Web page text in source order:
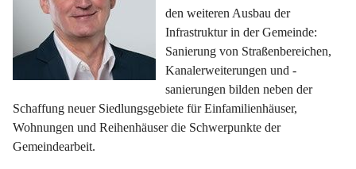
den weiteren Ausbau der
Infrastruktur in der Gemeinde:
Sanierung von Straßenbereichen,
Kanalerweiterungen und -
sanierungen bilden neben der
Schaffung neuer Siedlungsgebiete für Einfamilienhäuser,
Wohnungen und Reihenhäuser die Schwerpunkte der
Gemeindearbeit.